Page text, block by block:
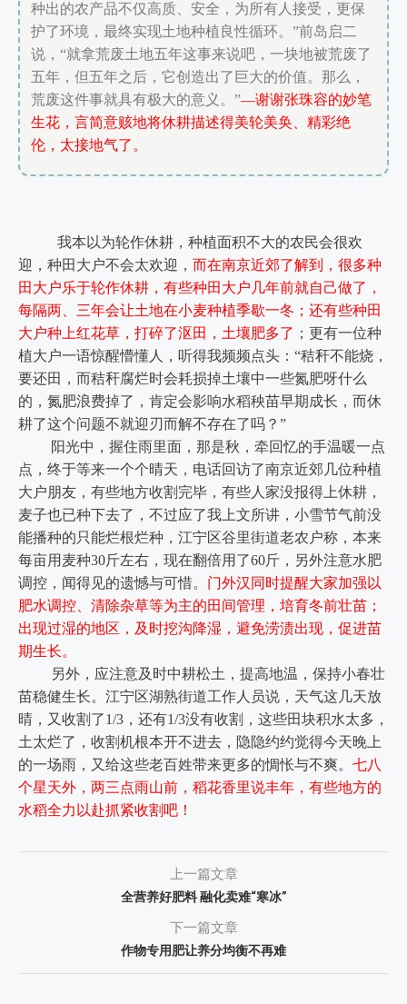
种出的农产品不仅高质、安全，为所有人接受，更保
护了环境，最终实现土地种植良性循环。”前岛启二
说，“就拿荒废土地五年这事来说吧，一块地被荒废了
五年，但五年之后，它创造出了巨大的价值。那么，
荒废这件事就具有极大的意义。”—谢谢张珠容的妙笔
生花，言简意赅地将休耕描述得美轮美奂、精彩绝
伦，太接地气了。
我本以为轮作休耕，种植面积不大的农民会很欢
迎，种田大户不会太欢迎， 而在南京近郊了解到，很多种
田大户乐于轮作休耕，有些种田大户几年前就自己做了，
每隔两、三年会让土地在小麦种植季歇一冬；还有些种田
大户种上红花草，打碎了沤田，土壤肥多了 ；更有一位种
植大户一语惊醒懵懂人，听得我频频点头：“秸秆不能烧，
要还田，而秸秆腐烂时会耗损掉土壤中一些氮肥呀什么
的，氮肥浪费掉了，肯定会影响水稻秧苗早期成长，而休
耕了这个问题不就迎刃而解不存在了吗？”
阳光中，握住雨里面，那是秋，牵回忆的手温暖一点
点，终于等来一个个晴天，电话回访了南京近郊几位种植
大户朋友，有些地方收割完毕，有些人家没报得上休耕，
麦子也已种下去了，不过应了我上文所讲，小雪节气前没
能播种的只能烂根烂种，江宁区谷里街道老农户称，本来
每亩用麦种30斤左右，现在翻倍用了60斤，另外注意水肥
调控，闻得见的遗憾与可惜。 门外汉同时提醒大家加强以
肥水调控、清除杂草等为主的田间管理，培育冬前壮苗；
出现过湿的地区，及时挖沟降湿，避免涝渍出现，促进苗
期生长。
另外，应注意及时中耕松土，提高地温，保持小春壮
苗稳健生长。江宁区湖熟街道工作人员说，天气这几天放
晴，又收割了1/3，还有1/3没有收割，这些田块积水太多，
土太烂了，收割机根本开不进去，隐隐约约觉得今天晚上
的一场雨，又给这些老百姓带来更多的惆怅与不爽。 七八
个星天外，两三点雨山前，稻花香里说丰年，有些地方的
水稻全力以赴抓紧收割吧！
上一篇文章
全营养好肥料 ​融化卖难“寒冰”
下一篇文章
作物专用肥让养分均衡不再难